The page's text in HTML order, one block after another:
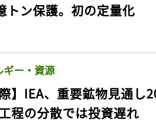
トン保護。初の定量化
ギー・資源
際】IEA、重要鉱物見通
程の分散では投資遅れ